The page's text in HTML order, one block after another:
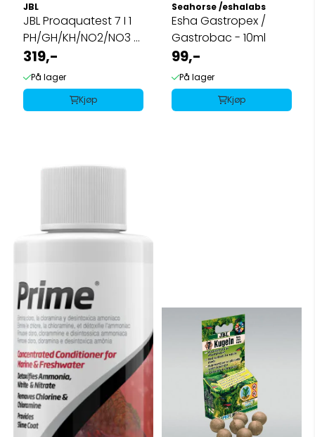
JBL
JBL Proaquatest 7 I 1
PH/GH/KH/NO2/NO3 &
KLOR
319,-
På lager
Kjøp
Seahorse /eshalabs
Esha Gastropex /
Gastrobac - 10ml
99,-
På lager
Kjøp